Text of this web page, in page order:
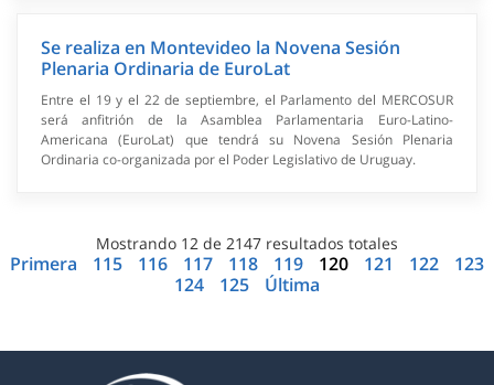
Se realiza en Montevideo la Novena Sesión
Plenaria Ordinaria de EuroLat
Entre el 19 y el 22 de septiembre, el Parlamento del MERCOSUR
será anfitrión de la Asamblea Parlamentaria Euro-Latino-
Americana (EuroLat) que tendrá su Novena Sesión Plenaria
Ordinaria co-organizada por el Poder Legislativo de Uruguay.
Mostrando 12 de 2147 resultados totales
Primera 115 116 117 118 119 120 121 122
123
124
125 Última